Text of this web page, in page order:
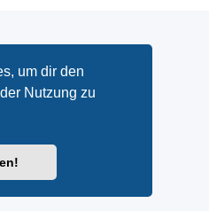
um dir den
Nutzung zu